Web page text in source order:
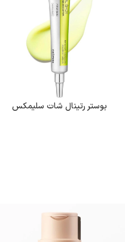
بوستر رتینال شات سلیمکس